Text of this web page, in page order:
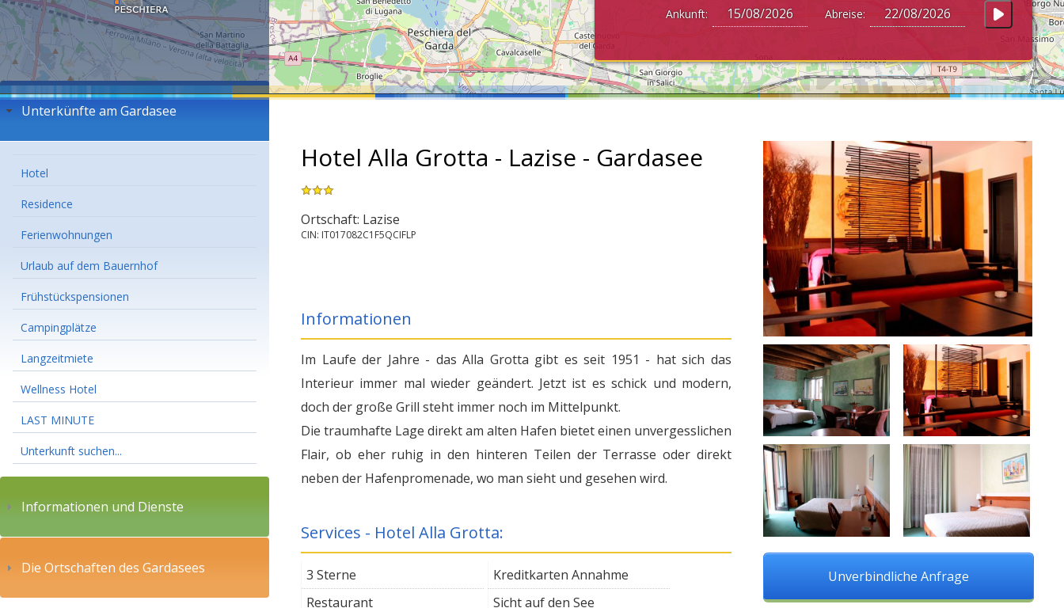
Ankunft: Abreise:
Unterkünfte am Gardasee
Hotel
Residence
Ferienwohnungen
Urlaub auf dem Bauernhof
Frühstückspensionen
Campingplätze
Langzeitmiete
Wellness Hotel
LAST MINUTE
Unterkunft suchen...
Informationen und Dienste
Die Ortschaften des Gardasees
Hotel Alla Grotta - Lazise - Gardasee
Ortschaft: Lazise
CIN: IT017082C1F5QCIFLP
Informationen
Im Laufe der Jahre - das Alla Grotta gibt es seit 1951 - hat sich das
Interieur immer mal wieder geändert. Jetzt ist es schick und modern,
doch der große Grill steht immer noch im Mittelpunkt.
Die traumhafte Lage direkt am alten Hafen bietet einen unvergesslichen
Flair, ob eher ruhig in den hinteren Teilen der Terrasse oder direkt
neben der Hafenpromenade, wo man sieht und gesehen wird.
Services - Hotel Alla Grotta:
3 Sterne
Kreditkarten Annahme
Restaurant
Sicht auf den See
Unverbindliche Anfrage